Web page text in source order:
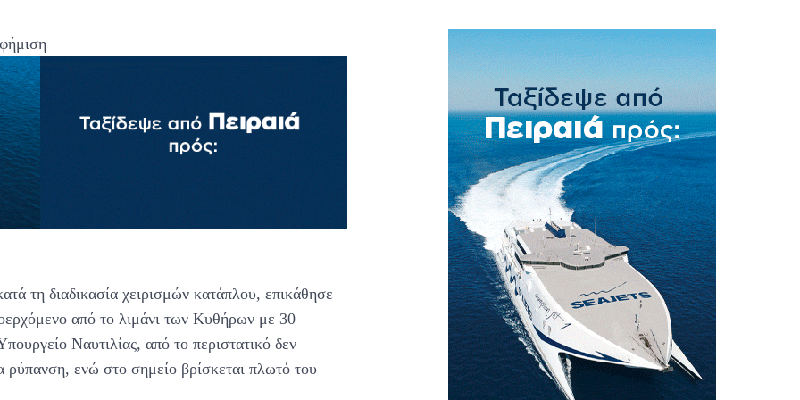
τη διαδικασία χειρισμών κατάπλου, επικάθησε
από το λιμάνι των Κυθήρων με 30
Ναυτιλίας, από το περιστατικό δεν
ρύπανση, ενώ στο σημείο βρίσκεται πλωτό του